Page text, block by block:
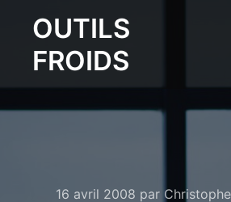
OUTILS
FROIDS
16 avril 2008 par